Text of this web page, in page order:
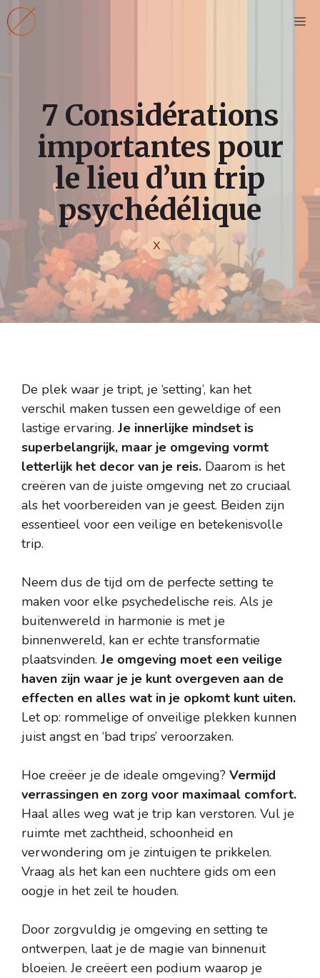
Aller
au
7 Considérations
importantes pour
le lieu d’un trip
psychédélique
X
De plek waar je tript, je ‘setting’, kan het
verschil maken tussen een geweldige of een
lastige ervaring. Je innerlijke mindset is
superbelangrijk, maar je omgeving vormt
letterlijk het decor van je reis. Daarom is het
creëren van de juiste omgeving net zo cruciaal
als het voorbereiden van je geest. Beiden zijn
essentieel voor een veilige en betekenisvolle
trip.
Neem dus de tijd om de perfecte setting te
maken voor elke psychedelische reis. Als je
buitenwereld in harmonie is met je
binnenwereld, kan er echte transformatie
plaatsvinden. Je omgeving moet een veilige
haven zijn waar je je kunt overgeven aan de
effecten en alles wat in je opkomt kunt uiten.
Let op: rommelige of onveilige plekken kunnen
juist angst en ‘bad trips’ veroorzaken.
Hoe creëer je de ideale omgeving? Vermijd
verrassingen en zorg voor maximaal comfort.
Haal alles weg wat je trip kan verstoren. Vul je
ruimte met zachtheid, schoonheid en
verwondering om je zintuigen te prikkelen.
Vraag als het kan een nuchtere gids om een
oogje in het zeil te houden.
Door zorgvuldig je omgeving en setting te
ontwerpen, laat je de magie van binnenuit
bloeien. Je creëert een podium waarop je